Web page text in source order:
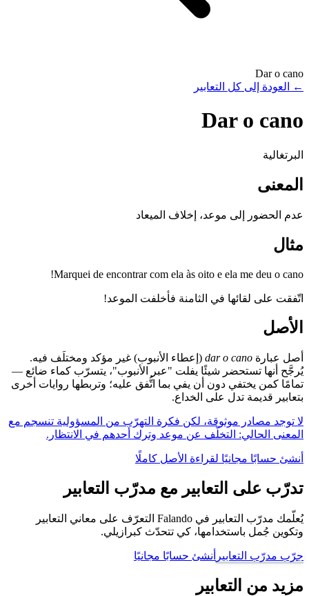
Dar o cano
←
العودة إلى كل التعابير
Dar o cano
البرتغالية
المعنى
عدم الحضور إلى موعد، إخلاف الميعاد
مثال
Marquei de encontrar com ela às oito e ela me deu o cano!
اتّفقت على لقائها في الثامنة فأخلفت الموعد!
الأصل
أصل عبارة dar o cano (إعطاء الأنبوب) غير مؤكد ومختلَف فيه.
يُرجَّح أنها تستحضر شيئًا يفلت "عبر الأنبوب"، يتسرّب كماء ضائع —
تمامًا كمن يختفي دون أن يفي بما اتُّفق عليه؛ وتربطها روايات أخرى
بتعابير قديمة تدل على الخداع.
لا توجد مصادر موثوقة، لكن فكرة التهرّب من المسؤولية تنسجم مع
المعنى الحالي: التخلّف عن موعد وترك أحدهم في الانتظار.
أنشئ حسابًا مجانيًا لقراءة الأصل كاملًا
تدرّب على التعابير مع مدرّب التعابير
يُعلّمك مدرّب التعابير في Falando التعرّف على معاني التعابير
وتكوين جُمل باستخدامها، كي تتحدّث كبرازيلي.
جرّب مدرّب التعابير أنشئ حسابًا مجانيًا
مزيد من التعابير